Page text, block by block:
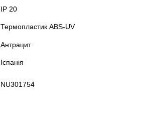
IP 20
Термопластик ABS-UV
Антрацит
Іспанія
NU301754